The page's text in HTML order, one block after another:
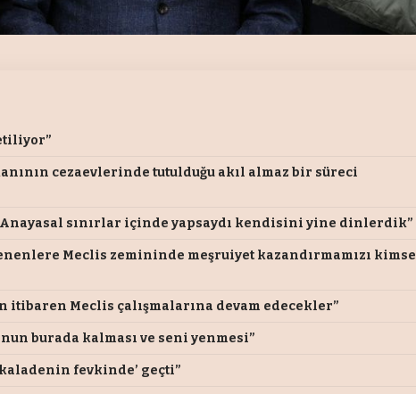
cezaevlerinde tutulduğu akıl almaz bir süreci
sınırlar içinde yapsaydı kendisini yine dinlerdik”
Meclis zemininde meşruiyet kazandırmamızı kimse
itibaren Meclis çalışmalarına devam edecekler”
burada kalması ve seni yenmesi”
fevkinde’ geçti”